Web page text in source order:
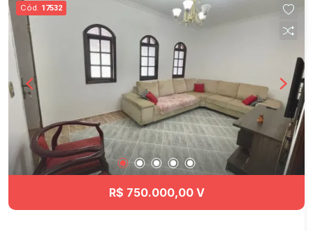
Cód. 17532
R$ 750.000,00 V